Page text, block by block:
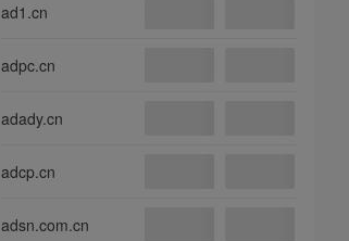
ad1.cn
adpc.cn
adady.cn
adcp.cn
adsn.com.cn